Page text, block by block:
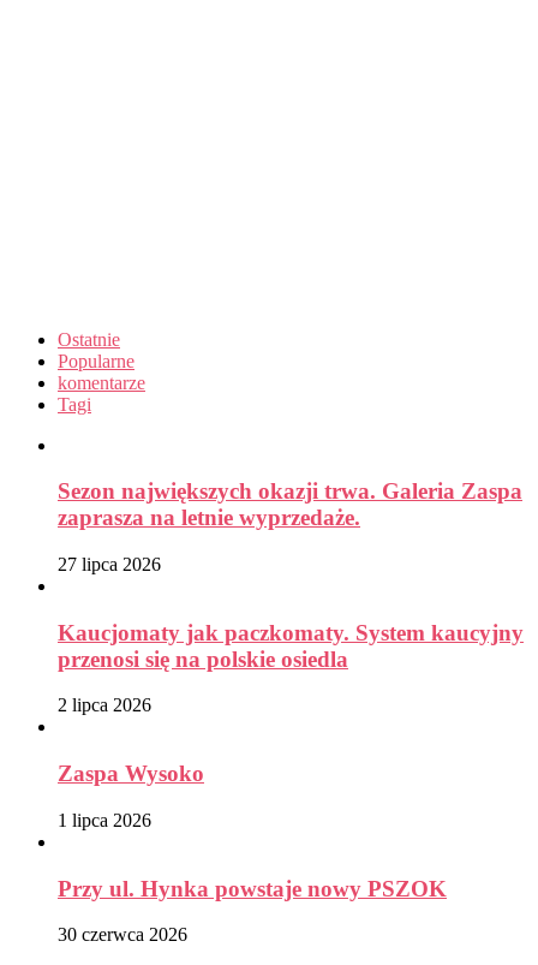
Ostatnie
Popularne
komentarze
Tagi
Sezon największych okazji trwa. Galeria Zaspa
zaprasza na letnie wyprzedaże.
27 lipca 2026
Kaucjomaty jak paczkomaty. System kaucyjny
przenosi się na polskie osiedla
2 lipca 2026
Zaspa Wysoko
1 lipca 2026
Przy ul. Hynka powstaje nowy PSZOK
30 czerwca 2026